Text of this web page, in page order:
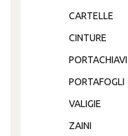
CARTELLE
CINTURE
PORTACHIAVI
PORTAFOGLI
VALIGIE
ZAINI